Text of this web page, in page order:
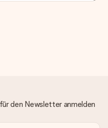
den Newsletter anmelden